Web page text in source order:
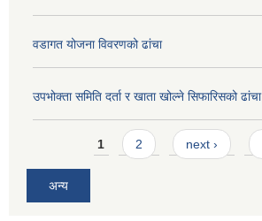
वडागत योजना विवरणको ढांचा
उपभोक्ता समिति दर्ता र खाता खोल्ने सिफारिसको ढांचा
Pages1 2 next ›
अन्य